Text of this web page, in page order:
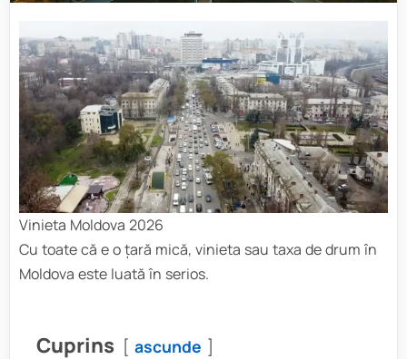
Vinieta Moldova 2026
Cu toate că e o țară mică, vinieta sau taxa de drum în
Moldova este luată în serios.
Cuprins ascunde